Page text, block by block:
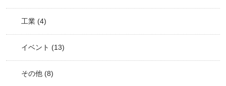
工業 (4)
イベント (13)
その他 (8)